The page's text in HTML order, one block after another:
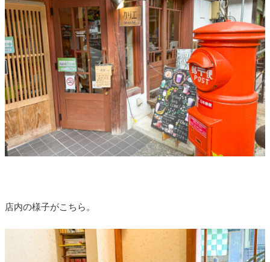
店内の様子がこちら。